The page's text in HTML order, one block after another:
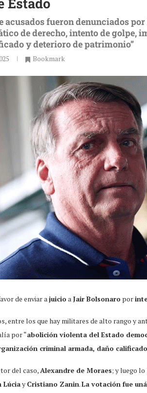
acusados fueron denunciados
de derecho, intento de golpe,
y deterioro de patrimonio”
Bookmark
de enviar ajuicioa Jair Bolsonaro por
entre los que hay militares de alto rango y
por “abolición violenta del Estado
criminal armada, daño
del caso,Alexandre de Moraes; y luego
Lúciay Cristiano Zanin.La votación fue